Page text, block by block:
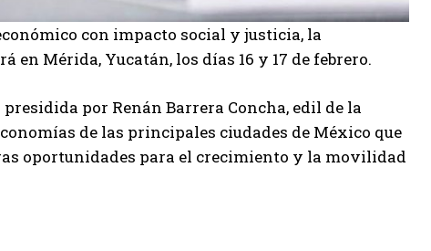
con impacto social y justicia, la
en Mérida, Yucatán, los días 16 y 17 de febrero.
por Renán Barrera Concha, edil de la
de las principales ciudades de México que
oportunidades para el crecimiento y la movilidad